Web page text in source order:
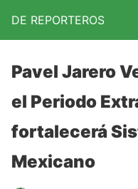
DE REPORTEROS
Pavel Jarero
el Periodo
fortalecerá
Mexicano